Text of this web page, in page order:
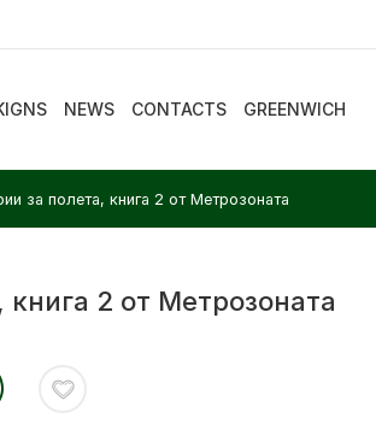
NEWS CONTACTS GREENWICH
за полета, книга 2 от Метрозоната
книга 2 от Метрозоната